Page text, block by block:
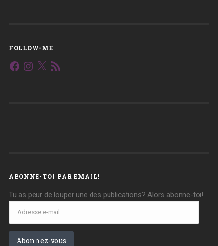
FOLLOW-ME
Facebook
Instagram
X
Flux
RSS
ABONNE-TOI PAR EMAIL!
Tu as peur de louper une des publications? Alors abonne-toi!
Adresse
Abonnez-vous